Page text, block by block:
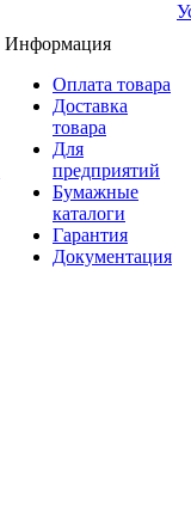
Информация
Оплата товара
Доставка
товара
Для
предприятий
Бумажные
каталоги
Гарантия
Документация